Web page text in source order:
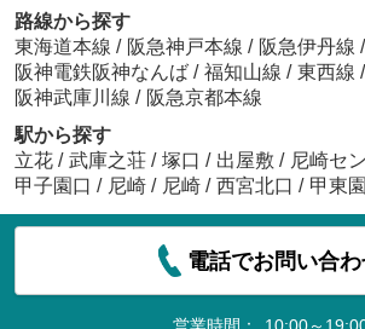
路線から探す
東海道本線 / 阪急神戸本線 / 阪急伊丹線 /
阪神電鉄阪神なんば / 福知山線 / 東西線 /
阪神武庫川線 / 阪急京都本線
駅から探す
立花 / 武庫之荘 / 塚口 / 出屋敷 / 尼崎セ
甲子園口 / 尼崎 / 尼崎 / 西宮北口 / 甲東園
電話でお問い合
営業時間： 10:00～